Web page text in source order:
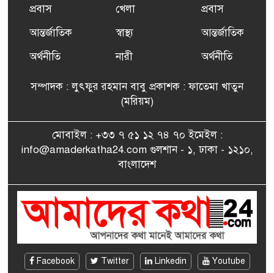
ফ্রান্সে সংবর্ধিত হলেন যুক্তরাজ্য
বিএনপি’র আহ্বায়ক কমিটির
সাংবাদিকতায় কৃতিত্বের পুরস্কার
এমপি মমতাজ আলোকে
জেলা প্রবাসী এসোসিয়েশন’
বেদে সম্প্রদায় নিয়ে প্যারিসে
তথ্য-চলচ্চিত্র “ভাসমান জীবন”
প্রবাস
আন্তর্জাতিক
অর্থনীতি
খেলা
স্বাস্থ্য
নারী
প্রবাস
আন্তর্জাতিক
অর্থনীতি
সম্পাদক : লুৎফুর রহমান বাবু প্রকাশক : ফাতেমা খাতুন
(মরিয়ম)
মোবাইল : +৩৩ ৭ ৫১ ১২ ৭৪ ৭০ ইমেইল :
info@amaderkatha24.com গুলশান - ১, ঢাকা - ১২১০,
বাংলাদেশ
Facebook Twitter Linkedin Youtube